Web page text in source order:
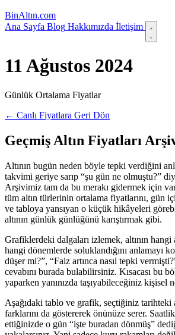
BinAltın.com
Ana Sayfa Blog Hakkımızda İletişim
11 Ağustos 2024
Günlük Ortalama Fiyatlar
← Canlı Fiyatlara Geri Dön
Geçmiş Altın Fiyatları
Altının bugün neden böyle tepki verdiğini
takvimi geriye sarıp “şu gün ne olmuştu?”
Arşivimiz tam da bu merakı gidermek için
tüm altın türlerinin ortalama fiyatlarını, gün
ve tabloya yansıyan o küçük hikâyeleri
altının günlük günlüğünü karıştırmak gibi.
Grafiklerdeki dalgaları izlemek, altının hangi
hangi dönemlerde soluklandığını anlamayı
düşer mi?”, “Faiz artınca nasıl tepki
cevabını burada bulabilirsiniz. Kısacası bu
yaparken yanınızda taşıyabileceğiniz kişisel
Aşağıdaki tablo ve grafik, seçtiğiniz tarihteki
farklarını da göstererek önünüze serer.
ettiğinizde o gün “işte buradan dönmüş”